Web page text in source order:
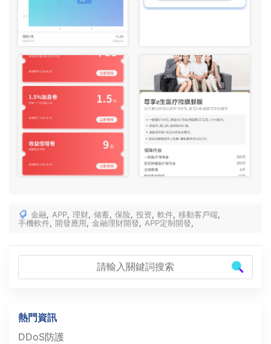
金融, APP, 理财, 储蓄, 保险, 投资, 軟件, 移動客戶端,
手機軟件, 開發應用, 金融理財開發, APP定制開發,
熱門資訊
DDoS防護